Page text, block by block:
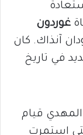
غوردون
آنذاك. كان
في تاريخ
المهدي قيام
استمرت